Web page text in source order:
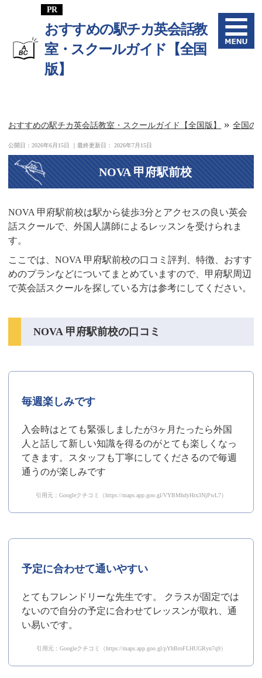
おすすめの駅チカ英会話教
室・スクールガイド【全国
版】
おすすめの駅チカ英会話教室・スクールガイド【全国版】 »全国の
公開日：2026年6月15日 ｜最終更新日：2026年7月15日
NOVA 甲府駅前校
NOVA 甲府駅前校は駅から徒歩3分とアクセスの良い英会
話スクールで、外国人講師によるレッスンを受けられま
す。
ここでは、NOVA 甲府駅前校の口コミ評判、特徴、おすす
めのプランなどについてまとめていますので、甲府駅周辺
で英会話スクールを探している方は参考にしてください。
NOVA 甲府駅前校の口コミ
毎週楽しみです
入会時はとても緊張しましたが3ヶ月たったら外国
人と話して新しい知識を得るのがとても楽しくなっ
てきます。スタッフも丁寧にしてくださるので毎週
通うのが楽しみです
引用元：Googleクチコミ（https://maps.app.goo.gl/VYBMhdyHrx3NjPwL7）
予定に合わせて通いやすい
とてもフレンドリーな先生です。 クラスが固定では
ないので自分の予定に合わせてレッスンが取れ、通
い易いです。
引用元：Googleクチコミ（https://maps.app.goo.gl/pYhBroFLHUGRyn7q9）